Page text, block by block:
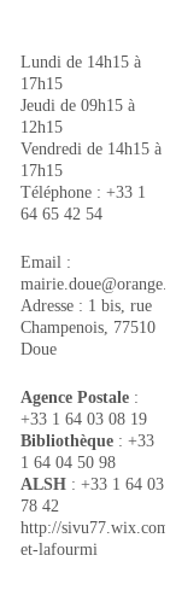
Lundi de 14h15 à
17h15
Jeudi de 09h15 à
12h15
Vendredi de 14h15 à
17h15
Téléphone : +33 1
64 65 42 54
Email :
Adresse : 1 bis, rue
Champenois, 77510
Doue
Agence Postale:
+33 1 64 03 08 19
Bibliothèque: +33
1 64 04 50 98
ALSH: +33 1 64 03
78 42
http://
et-lafourmi